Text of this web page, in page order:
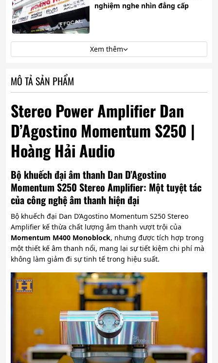
nghiệm nghe nhìn đẳng cấp
Xem thêm
MÔ TẢ SẢN PHẨM
Stereo Power Amplifier Dan
D’Agostino Momentum S250 |
Hoàng Hải Audio
Bộ khuếch đại âm thanh Dan D’Agostino
Momentum S250 Stereo Amplifier: Một tuyệt tác
của công nghệ âm thanh hiện đại
Bộ khuếch đại Dan D’Agostino Momentum S250 Stereo
Amplifier kế thừa chất lượng âm thanh vượt trội của
Momentum M400 Monoblock, nhưng được tích hợp trong
một thiết kế âm thanh nổi, mang lại sự tiết kiệm chi phí mà
không làm giảm đi sự tinh tế trong hiệu suất.